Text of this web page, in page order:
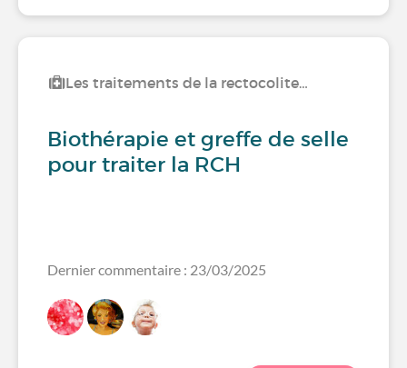
Les traitements de la rectocolite…
Biothérapie et greffe de selle
pour traiter la RCH
Dernier commentaire : 23/03/2025